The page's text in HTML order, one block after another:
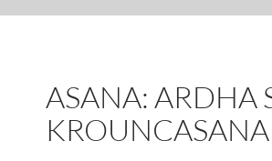
ASANA: ARDHA
KROUNCASANA